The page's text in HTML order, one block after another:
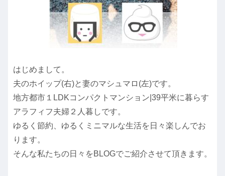
はじめまして。
夫のホイップ(右)と妻のマシュマロ(左)です。
地方都市１LDKコンパクトマンション|39平米に暮らす
アラフィフ夫婦２人暮しです。
ゆるく節約、ゆるくミニマルな生活を日々楽しんでお
ります。
そんな私たちの日々をBLOGでご紹介させて頂きます。